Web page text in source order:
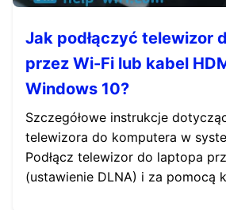
Jak podłączyć telewizor
przez Wi-Fi lub kabel
Windows 10?
Szczegółowe instrukcje
telewizora do komputera w
Podłącz telewizor do laptopa
(ustawienie DLNA) i za pomocą